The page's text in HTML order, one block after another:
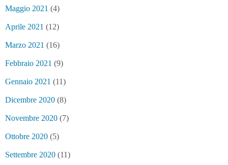
Maggio 2021 (4)
Aprile 2021 (12)
Marzo 2021 (16)
Febbraio 2021 (9)
Gennaio 2021 (11)
Dicembre 2020 (8)
Novembre 2020 (7)
Ottobre 2020 (5)
Settembre 2020 (11)